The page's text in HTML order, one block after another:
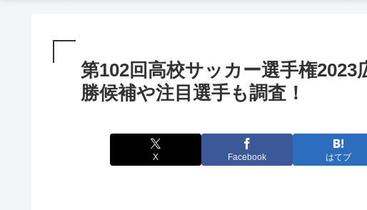
第102回高校サッカー選手権
勝候補や注目選手も調査！
X Facebook はてブ